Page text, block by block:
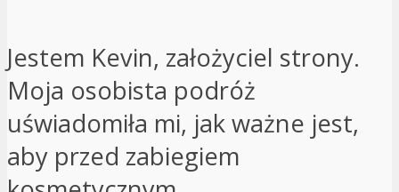
Jestem Kevin, założyciel strony.
Moja osobista podróż
uświadomiła mi, jak ważne jest,
aby przed zabiegiem